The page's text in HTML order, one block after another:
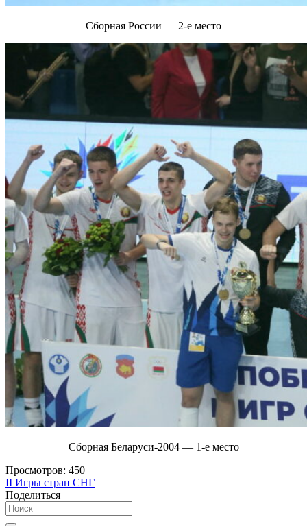
Сборная России — 2-е место
Сборная Беларуси-2004 — 1-е место
Просмотров: 450
II Игры стран СНГ
Поделиться